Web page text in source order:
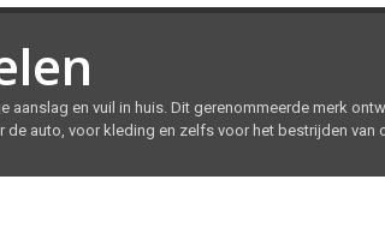
en vuil in huis. Dit gerenommeerde merk
auto, voor kleding en zelfs voor het bestrijden van